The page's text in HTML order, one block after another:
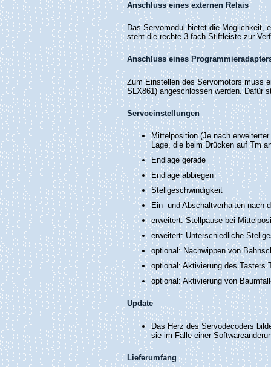
Anschluss eines externen Relais
Das Servomodul bietet die Möglichkeit,
steht die rechte 3-fach Stiftleiste zur
Anschluss eines
Zum Einstellen des Servomotors muss
SLX861) angeschlossen werden. Dafür
Servoeinstellungen
Mittelposition (Je nach
Lage, die beim Drücken auf Tm
Endlage gerade
Endlage abbiegen
Stellgeschwindigkeit
Ein- und Abschaltverhalten nach
erweitert: Stellpause bei
erweitert: Unterschiedliche
optional: Nachwippen von
optional: Aktivierung des Tasters
optional: Aktivierung von
Update
Das Herz des Servodecoders
sie im Falle einer
Lieferumfang